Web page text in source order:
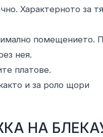
Характерното за
помещението.
нея.
платове.
и за роло щори
НА